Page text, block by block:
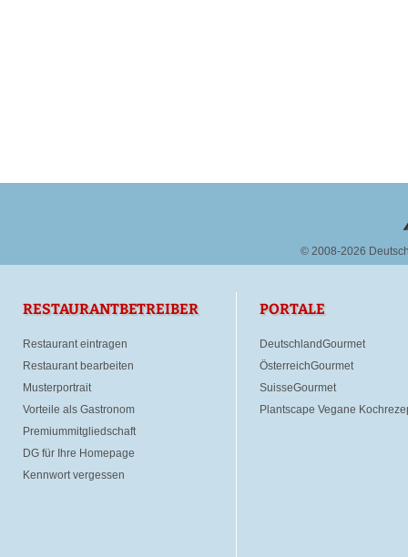
© 2008-2026
RESTAURANTBETREIBER
Restaurant eintragen
Restaurant bearbeiten
Musterportrait
Vorteile als Gastronom
Premiummitgliedschaft
DG für Ihre Homepage
Kennwort vergessen
PORTALE
DeutschlandGourmet
ÖsterreichGourmet
SuisseGourmet
Plantscape Vegane